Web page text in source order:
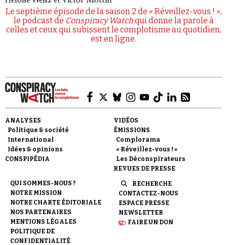
Le septième épisode de la saison 2 de « Réveillez-vous ! »,
le podcast de Conspiracy Watchqui donne la parole à
celles et ceux qui subissent le complotisme au quotidien,
est en ligne.
ANALYSES
Politique & société
International
Idées & opinions
CONSPIPÉDIA
VIDÉOS
ÉMISSIONS
Complorama
« Réveillez-vous ! »
Les Déconspirateurs
REVUES DE PRESSE
QUI SOMMES-NOUS ?
NOTRE MISSION
NOTRE CHARTE ÉDITORIALE
NOS PARTENAIRES
MENTIONS LÉGALES
POLITIQUE DE
CONFIDENTIALITÉ
RECHERCHE
CONTACTEZ-NOUS
ESPACE PRESSE
NEWSLETTER
FAIRE UN DON